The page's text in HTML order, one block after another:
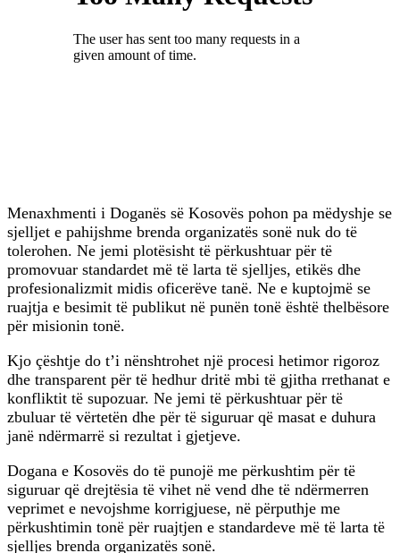
Menaxhmenti i Doganës së Kosovës pohon pa mëdyshje se
sjelljet e pahijshme brenda organizatës sonë nuk do të
tolerohen. Ne jemi plotësisht të përkushtuar për të
promovuar standardet më të larta të sjelljes, etikës dhe
profesionalizmit midis oficerëve tanë. Ne e kuptojmë se
ruajtja e besimit të publikut në punën tonë është thelbësore
për misionin tonë.
Kjo çështje do t’i nënshtrohet një procesi hetimor rigoroz
dhe transparent për të hedhur dritë mbi të gjitha rrethanat e
konfliktit të supozuar. Ne jemi të përkushtuar për të
zbuluar të vërtetën dhe për të siguruar që masat e duhura
janë ndërmarrë si rezultat i gjetjeve.
Dogana e Kosovës do të punojë me përkushtim për të
siguruar që drejtësia të vihet në vend dhe të ndërmerren
veprimet e nevojshme korrigjuese, në përputhje me
përkushtimin tonë për ruajtjen e standardeve më të larta të
sjelljes brenda organizatës sonë.